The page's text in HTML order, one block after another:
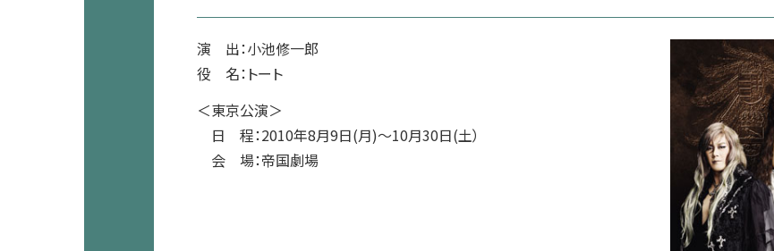
演 出：小池修一郎
役 名：トート
＜東京公演＞
日 程：2010年8月9日(月)～10月30日(土）
会 場：帝国劇場